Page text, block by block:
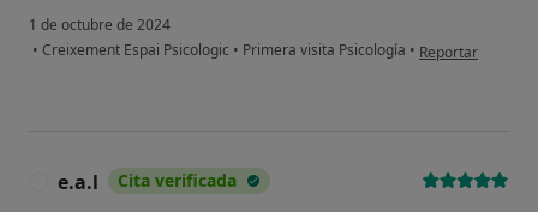
1 de octubre de 2024
• Creixement Espai Psicologic • Primera visita Psicología • en opinión del
Reportar
e.a.l Cita verificada